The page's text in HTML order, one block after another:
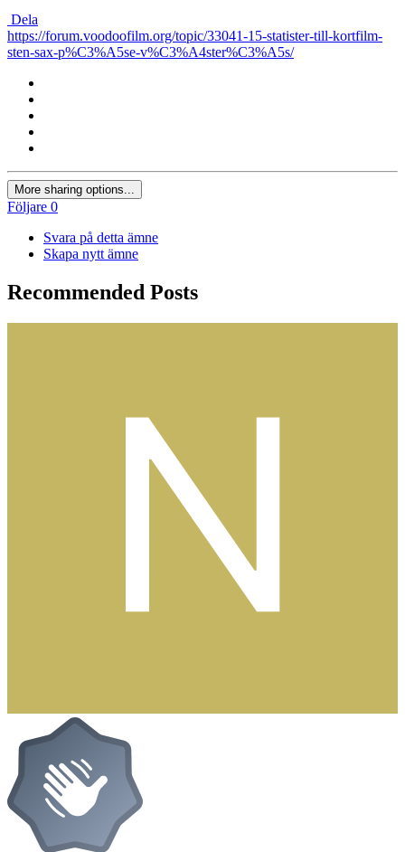
Dela
https://forum.voodoofilm.org/topic/33041-15-statister-till-kortfilm-
sten-sax-p%C3%A5se-v%C3%A4ster%C3%A5s/
More sharing options...
Följare 0
Svara på detta ämne
Skapa nytt ämne
Recommended Posts